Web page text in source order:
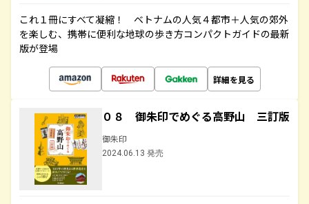
これ１冊にすべて凝縮！ ベトナムの人気４都市＋人気の郊外
を楽しむ、携帯に便利な地球の歩き方コンパクトガイドの最新
版が登場
詳細を見る
０８ 御朱印でめぐる高野山 三訂版
御朱印
2024.06.13 発売